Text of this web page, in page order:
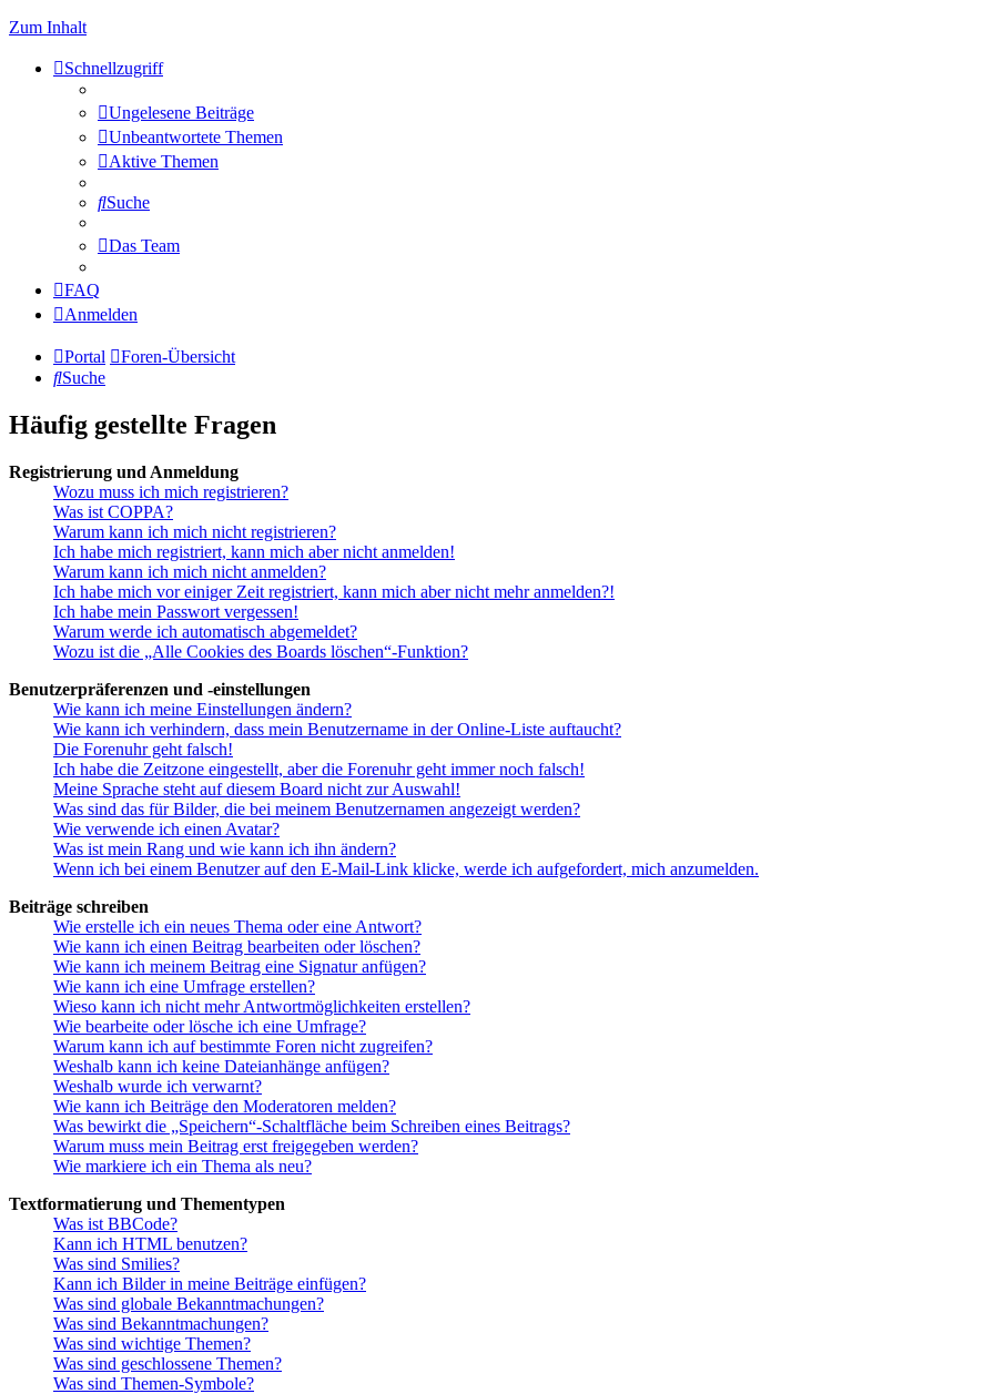
Zum Inhalt
Schnellzugriff
Ungelesene Beiträge
Unbeantwortete Themen
Aktive Themen
Suche
Das Team
FAQ
Anmelden
Portal
Foren-Übersicht
Suche
Häufig gestellte Fragen
Registrierung und Anmeldung
Wozu muss ich mich registrieren?
Was ist COPPA?
Warum kann ich mich nicht registrieren?
Ich habe mich registriert, kann mich aber nicht anmelden!
Warum kann ich mich nicht anmelden?
Ich habe mich vor einiger Zeit registriert, kann mich aber nicht mehr anmelden?!
Ich habe mein Passwort vergessen!
Warum werde ich automatisch abgemeldet?
Wozu ist die „Alle Cookies des Boards löschen“-Funktion?
Benutzerpräferenzen und -einstellungen
Wie kann ich meine Einstellungen ändern?
Wie kann ich verhindern, dass mein Benutzername in der Online-Liste auftaucht?
Die Forenuhr geht falsch!
Ich habe die Zeitzone eingestellt, aber die Forenuhr geht immer noch falsch!
Meine Sprache steht auf diesem Board nicht zur Auswahl!
Was sind das für Bilder, die bei meinem Benutzernamen angezeigt werden?
Wie verwende ich einen Avatar?
Was ist mein Rang und wie kann ich ihn ändern?
Wenn ich bei einem Benutzer auf den E-Mail-Link klicke, werde ich aufgefordert, mich anzumelden.
Beiträge schreiben
Wie erstelle ich ein neues Thema oder eine Antwort?
Wie kann ich einen Beitrag bearbeiten oder löschen?
Wie kann ich meinem Beitrag eine Signatur anfügen?
Wie kann ich eine Umfrage erstellen?
Wieso kann ich nicht mehr Antwortmöglichkeiten erstellen?
Wie bearbeite oder lösche ich eine Umfrage?
Warum kann ich auf bestimmte Foren nicht zugreifen?
Weshalb kann ich keine Dateianhänge anfügen?
Weshalb wurde ich verwarnt?
Wie kann ich Beiträge den Moderatoren melden?
Was bewirkt die „Speichern“-Schaltfläche beim Schreiben eines Beitrags?
Warum muss mein Beitrag erst freigegeben werden?
Wie markiere ich ein Thema als neu?
Textformatierung und Thementypen
Was ist BBCode?
Kann ich HTML benutzen?
Was sind Smilies?
Kann ich Bilder in meine Beiträge einfügen?
Was sind globale Bekanntmachungen?
Was sind Bekanntmachungen?
Was sind wichtige Themen?
Was sind geschlossene Themen?
Was sind Themen-Symbole?